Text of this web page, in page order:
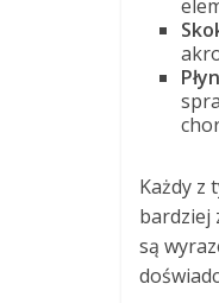
Każdy z
bardziej
są